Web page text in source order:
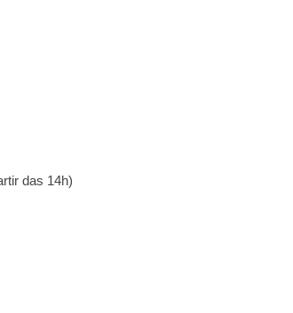
das 14h)